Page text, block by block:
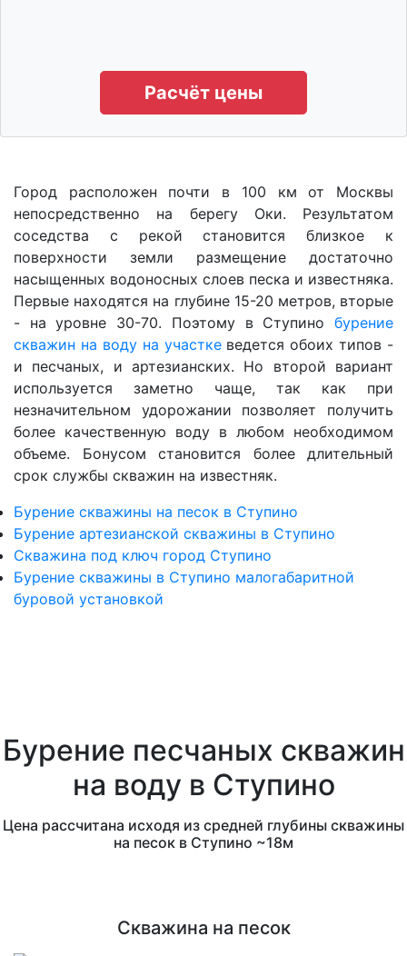
Расчёт цены
Город расположен почти в 100 км от Москвы
непосредственно на берегу Оки. Результатом
соседства с рекой становится близкое к
поверхности земли размещение достаточно
насыщенных водоносных слоев песка и известняка.
Первые находятся на глубине 15-20 метров, вторые
- на уровне 30-70. Поэтому в Ступино бурение
скважин на воду на участкеведется обоих типов -
и песчаных, и артезианских. Но второй вариант
используется заметно чаще, так как при
незначительном удорожании позволяет получить
более качественную воду в любом необходимом
объеме. Бонусом становится более длительный
срок службы скважин на известняк.
Бурение скважины на песок в Ступино
Бурение артезианской скважины в Ступино
Скважина под ключ город Ступино
Бурение скважины в Ступино малогабаритной
буровой установкой
Бурение песчаных скважин
на воду в Ступино
Цена рассчитана исходя из средней глубины скважины
на песок в Ступино ~18м
Скважина на песок